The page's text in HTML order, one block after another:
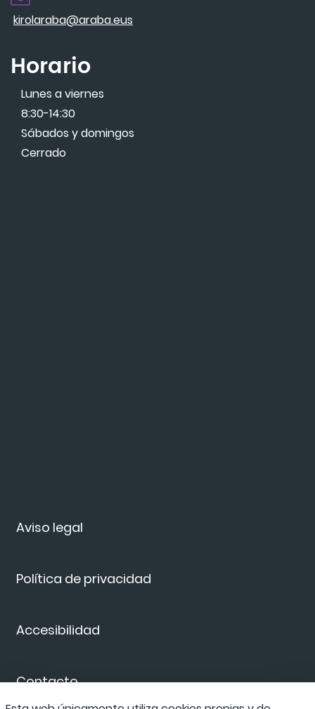
Aviso legal
Política de privacidad
Accesibilidad
Contacto
kirolaraba@araba.eus
Horario
Lunes a viernes
8:30-14:30
Sábados y domingos
Cerrado